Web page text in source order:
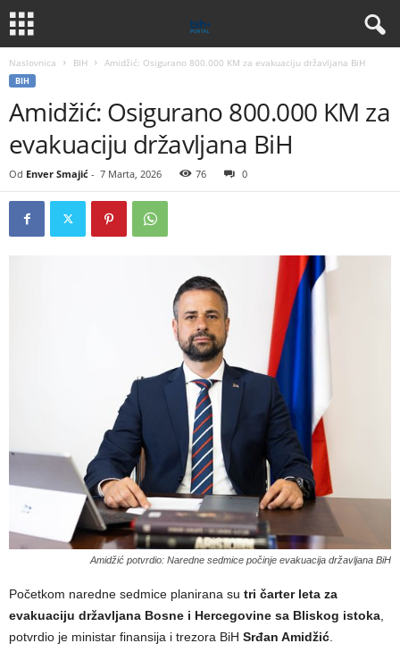
Naslovnica BIH Amidžić: Osigurano 800.000 KM za evakuaciju državljana BiH
BIH
Amidžić: Osigurano 800.000 KM za
evakuaciju državljana BiH
Od Enver Smajić - 7 Marta, 2026 76 0
Amidžić potvrdio: Naredne sedmice počinje evakuacija državljana BiH
Početkom naredne sedmice planirana su tri čarter leta za
evakuaciju državljana Bosne i Hercegovine sa Bliskog istoka,
potvrdio je ministar finansija i trezora BiH Srđan Amidžić.